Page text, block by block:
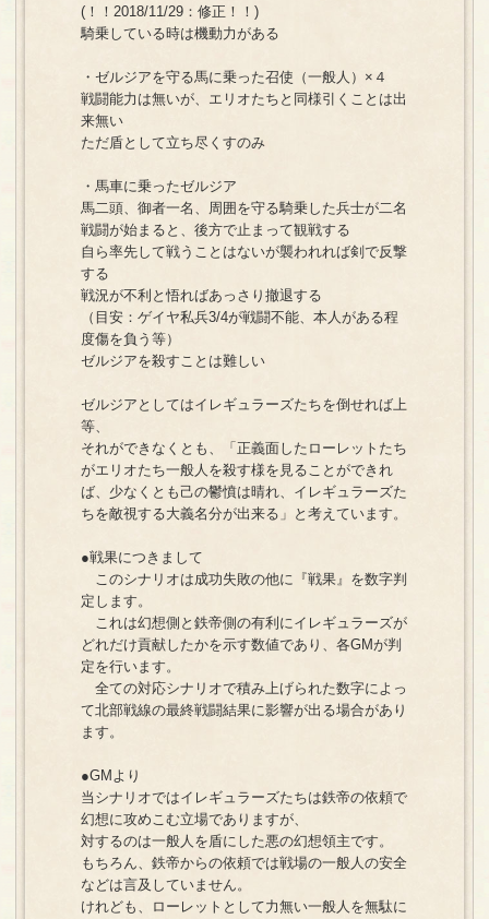
(！！2018/11/29：修正！！)
騎乗している時は機動力がある
・ゼルジアを守る馬に乗った召使（一般人）×４
戦闘能力は無いが、エリオたちと同様引くことは出
来無い
ただ盾として立ち尽くすのみ
・馬車に乗ったゼルジア
馬二頭、御者一名、周囲を守る騎乗した兵士が二名
戦闘が始まると、後方で止まって観戦する
自ら率先して戦うことはないが襲われれば剣で反撃
する
戦況が不利と悟ればあっさり撤退する
（目安：ゲイヤ私兵3/4が戦闘不能、本人がある程
度傷を負う等）
ゼルジアを殺すことは難しい
ゼルジアとしてはイレギュラーズたちを倒せれば上
等、
それができなくとも、「正義面したローレットたち
がエリオたち一般人を殺す様を見ることができれ
ば、少なくとも己の鬱憤は晴れ、イレギュラーズた
ちを敵視する大義名分が出来る」と考えています。
●戦果につきまして
このシナリオは成功失敗の他に『戦果』を数字判
定します。
これは幻想側と鉄帝側の有利にイレギュラーズが
どれだけ貢献したかを示す数値であり、各GMが判
定を行います。
全ての対応シナリオで積み上げられた数字によっ
て北部戦線の最終戦闘結果に影響が出る場合があり
ます。
●GMより
当シナリオではイレギュラーズたちは鉄帝の依頼で
幻想に攻めこむ立場でありますが、
対するのは一般人を盾にした悪の幻想領主です。
もちろん、鉄帝からの依頼では戦場の一般人の安全
などは言及していません。
けれども、ローレットとして力無い一般人を無駄に